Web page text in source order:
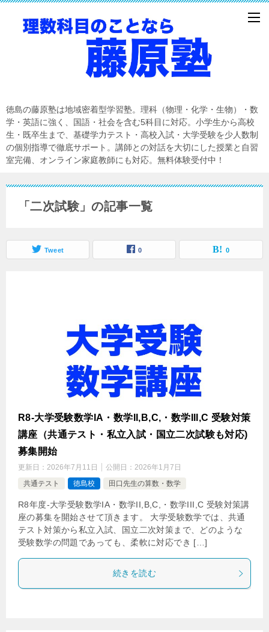
徳島の藤原塾は地域密着型学習塾。理科（物理・化学・生物）・数
学・英語に強く、国語・社会を含む5科目に対応。小学生から高校
生・既卒生まで、基礎学力テスト・高校入試・大学受験を少人数制
の個別指導で徹底サポート。講師との対話を大切にした授業と自習
室完備、オンライン家庭教師にも対応。無料体験受付中！
「二次試験」の記事一覧
Tweet 0 0
R8-大学受験数学IA・数学II,B,C,・数学III,C 受験対策
講座（共通テスト・私立入試・国立二次試験も対応)
募集開始
更新日： 2026年7月11日 公開日： 2026年1月7日
共通テスト
徳島校 田口先生の算数・数学
R8年度-大学受験数学IA・数学II,B,C,・数学III,C 受験対策講
座の募集を開始させて頂きます。 大学受験数学では、共通
テスト対策から私立入試、国立二次対策まで、どのような
受験数学の問題であっても、柔軟に対応でき […]
続きを読む